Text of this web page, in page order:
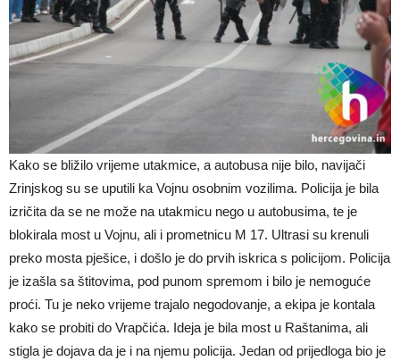
Kako se bližilo vrijeme utakmice, a autobusa nije bilo, navijači
Zrinjskog su se uputili ka Vojnu osobnim vozilima. Policija je bila
izričita da se ne može na utakmicu nego u autobusima, te je
blokirala most u Vojnu, ali i prometnicu M 17. Ultrasi su krenuli
preko mosta pješice, i došlo je do prvih iskrica s policijom. Policija
je izašla sa štitovima, pod punom spremom i bilo je nemoguće
proći. Tu je neko vrijeme trajalo negodovanje, a ekipa je kontala
kako se probiti do Vrapčića. Ideja je bila most u Raštanima, ali
stigla je dojava da je i na njemu policija. Jedan od prijedloga bio je